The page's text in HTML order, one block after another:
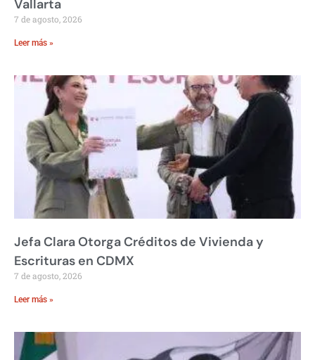
Vallarta
7 de agosto, 2026
Leer más »
Jefa Clara Otorga Créditos de Vivienda y
Escrituras en CDMX
7 de agosto, 2026
Leer más »